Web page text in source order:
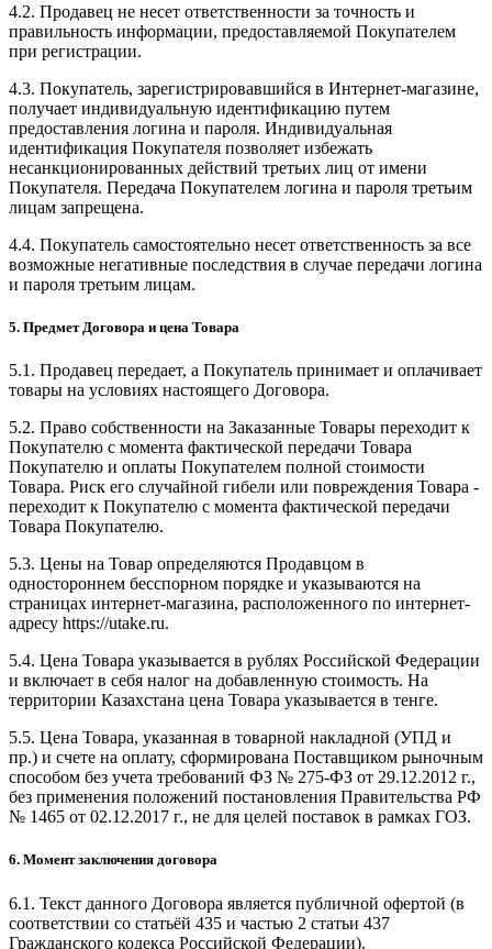
4.2. Продавец не несет ответственности за точность и
правильность информации, предоставляемой Покупателем
при регистрации.
4.3. Покупатель, зарегистрировавшийся в Интернет-магазине,
получает индивидуальную идентификацию путем
предоставления логина и пароля. Индивидуальная
идентификация Покупателя позволяет избежать
несанкционированных действий третьих лиц от имени
Покупателя. Передача Покупателем логина и пароля третьим
лицам запрещена.
4.4. Покупатель самостоятельно несет ответственность за все
возможные негативные последствия в случае передачи логина
и пароля третьим лицам.
5. Предмет Договора и цена Товара
5.1. Продавец передает, а Покупатель принимает и оплачивает
товары на условиях настоящего Договора.
5.2. Право собственности на Заказанные Товары переходит к
Покупателю с момента фактической передачи Товара
Покупателю и оплаты Покупателем полной стоимости
Товара. Риск его случайной гибели или повреждения Товара -
переходит к Покупателю с момента фактической передачи
Товара Покупателю.
5.3. Цены на Товар определяются Продавцом в
одностороннем бесспорном порядке и указываются на
страницах интернет-магазина, расположенного по интернет-
адресу https://utake.ru.
5.4. Цена Товара указывается в рублях Российской Федерации
и включает в себя налог на добавленную стоимость. На
территории Казахстана цена Товара указывается в тенге.
5.5. Цена Товара, указанная в товарной накладной (УПД и
пр.) и счете на оплату, сформирована Поставщиком рыночным
способом без учета требований ФЗ № 275-ФЗ от 29.12.2012 г.,
без применения положений постановления Правительства РФ
№ 1465 от 02.12.2017 г., не для целей поставок в рамках ГОЗ.
6. Момент заключения договора
6.1. Текст данного Договора является публичной офертой (в
соответствии со статьёй 435 и частью 2 статьи 437
Гражданского кодекса Российской Федерации).